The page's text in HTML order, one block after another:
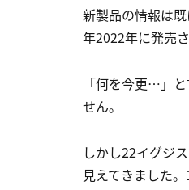
新製品の情報は
年2022年に発売
「何を今更…」
せん。
しかし22イグジ
見えてきました